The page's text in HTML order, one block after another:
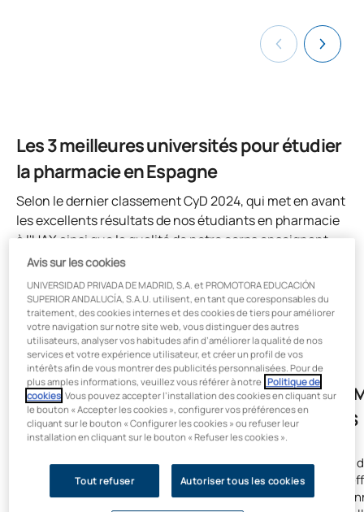
Les 3 meilleures universités pour étudier
la pharmacie en Espagne
Selon le dernier classement CyD 2024, qui met en avant
les excellents résultats de nos étudiants en pharmacie
à l'UAX ainsi que la qualité de notre corps enseignant.
Voici quelques-uns de nos atouts :
LEADER EN MATIÈRE
D'EMPLOYABILITÉ
100 % des diplômés trouvent un
emploi dès la première année.
L'université privée qui a le taux de
STAGES
Le nombre
que vous
première
Avis sur les cookies
UNIVERSIDAD PRIVADA DE MADRID, S.A. et PROMOTORA EDUCACIÓN
SUPERIOR ANDALUCÍA, S.A.U. utilisent, en tant que coresponsables du
traitement, des cookies internes et des cookies de tiers pour améliorer
votre navigation sur notre site web, vous distinguer des autres
utilisateurs, analyser vos habitudes afin d’améliorer la qualité de nos
services et votre expérience utilisateur, et créer un profil de vos
intérêts afin de vous montrer des publicités personnalisées. Pour de
plus amples informations, veuillez vous référer à notre Politique de
cookies . Vous pouvez accepter l’installation des cookies en cliquant sur
le bouton « Accepter les cookies », configurer vos préférences en
cliquant sur le bouton « Configurer les cookies » ou refuser leur
installation en cliquant sur le bouton « Refuser les cookies ».
Tout refuser Autoriser tous les cookies